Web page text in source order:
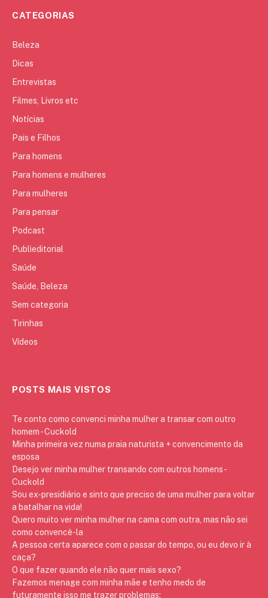
CATEGORIAS
Beleza
Dicas
Entrevistas
Filmes, Livros etc
Notícias
Pais e Filhos
Para homens
Para homens e mulheres
Para mulheres
Para pensar
Podcast
Publieditorial
Saúde
Saúde, Beleza
Sem categoria
Tirinhas
Vídeos
POSTS MAIS VISTOS
Te conto como convenci minha mulher a transar com outro
homem - Cuckold
Minha primeira vez numa praia naturista + convencimento da
esposa
Desejo ver minha mulher transando com outros homens -
Cuckold
Sou ex-presidiário e sinto que preciso de uma mulher para voltar
a batalhar na vida!
Quero muito ver minha mulher na cama com outra, mas não sei
como convencê-la
A pessoa certa aparece com o passar do tempo, ou eu devo ir à
caça?
O que fazer quando ele não quer mais sexo?
Fazemos menage com minha mãe e tenho medo de
futuramente isso me trazer problemas: